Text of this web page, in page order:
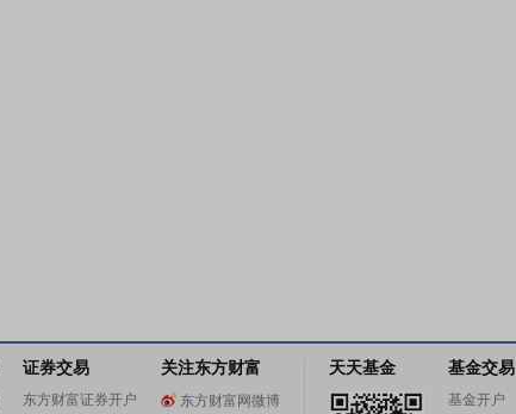
证券交易
东方财富证券开户
关注东方财富
东方财富网微博
天天基金 基金交易
基金开户